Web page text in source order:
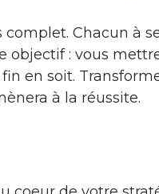
Chacun à
objectif : vous
en soit.
à la réussite.